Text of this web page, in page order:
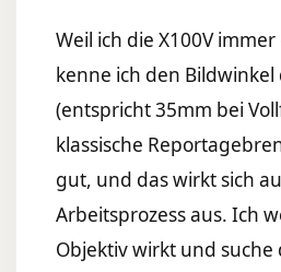
Weil ich die X100V
kenne ich den Bildwinkel
(entspricht 35mm bei
klassische
gut, und das wirkt sich
Arbeitsprozess aus. Ich
Objektiv wirkt und suche